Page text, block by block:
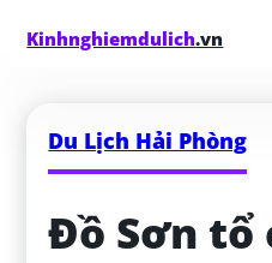
Kinhnghiemdulich.vn
Du Lịch Hải Phòng
Đồ Sơn tổ